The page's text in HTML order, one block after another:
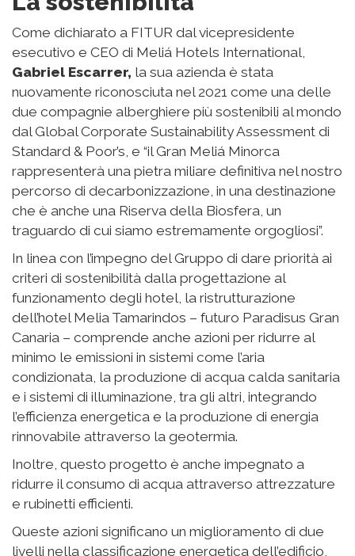
e il riutilizzo dell’acqua per diversi scopi: acqua di
controlavaggio della piscina principale per la
pulizia, raccolta dell’acqua piovana per l’irrigazione
del giardino, recupero delle acque grigie per il
successivo utilizzo nei servizi igienici.
Di conseguenza, combinando le misure di gestione
dell’energia e dell’acqua, i livelli di emissione di CO2
in questo progetto dovrebbero diminuire da 638
tonnellate a 81 tonnellate (-87%), portando così il
punteggio del certificato energetico dell’hotel ai
massimi livelli di performance.
La sostenibilità
Come dichiarato a FITUR dal vicepresidente
esecutivo e CEO di Meliá Hotels International,
Gabriel Escarrer,la sua azienda è stata